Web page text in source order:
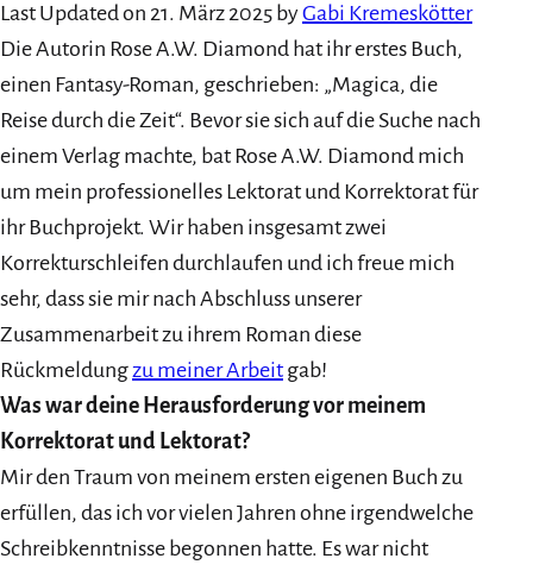
Last Updated on 21. März 2025 byGabi Kremeskötter
Die Autorin Rose A.W. Diamond hat ihr erstes Buch,
einen Fantasy-Roman, geschrieben: „Magica, die
Reise durch die Zeit“. Bevor sie sich auf die Suche nach
einem Verlag machte, bat Rose A.W. Diamond mich
um mein professionelles Lektorat und Korrektorat für
ihr Buchprojekt. Wir haben insgesamt zwei
Korrekturschleifen durchlaufen und ich freue mich
sehr, dass sie mir nach Abschluss unserer
Zusammenarbeit zu ihrem Roman diese
Rückmeldungzu meiner Arbeit gab!
Was war deine Herausforderung vor meinem
Korrektorat und Lektorat?
Mir den Traum von meinem ersten eigenen Buch zu
erfüllen, das ich vor vielen Jahren ohne irgendwelche
Schreibkenntnisse begonnen hatte. Es war nicht